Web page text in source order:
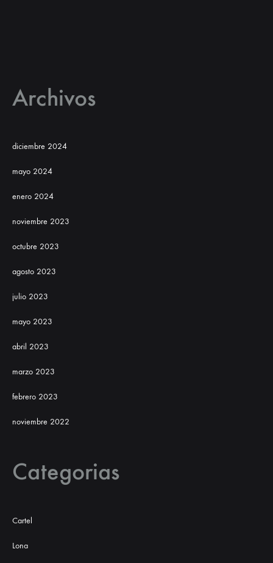
Archivos
diciembre 2024
mayo 2024
enero 2024
noviembre 2023
octubre 2023
agosto 2023
julio 2023
mayo 2023
abril 2023
marzo 2023
febrero 2023
noviembre 2022
Categorias
Cartel
Lona